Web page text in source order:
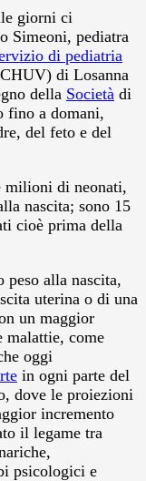
giorni ci
Simeoni, pediatra
di pediatria
di Losanna
della Società di
fino a domani,
del feto e del
milioni di neonati,
nascita; sono 15
cioè prima della
alla nascita,
uterina o di una
un maggior
malattie, come
oggi
in ogni parte del
dove le proiezioni
incremento
il legame tra
psicologici e